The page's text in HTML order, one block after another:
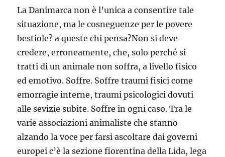
La Danimarca non è l’unica a consentire tale
situazione, ma le cosneguenze per le povere
bestiole? a queste chi pensa?Non si deve
credere, erroneamente, che, solo perché si
tratti di un animale non soffra, a livello fisico
ed emotivo. Soffre. Soffre traumi fisici come
emorragie interne, traumi psicologici dovuti
alle sevizie subite. Soffre in ogni caso. Tra le
varie associazioni animaliste che stanno
alzando la voce per farsi ascoltare dai governi
europei c’è la sezione fiorentina della Lida, lega